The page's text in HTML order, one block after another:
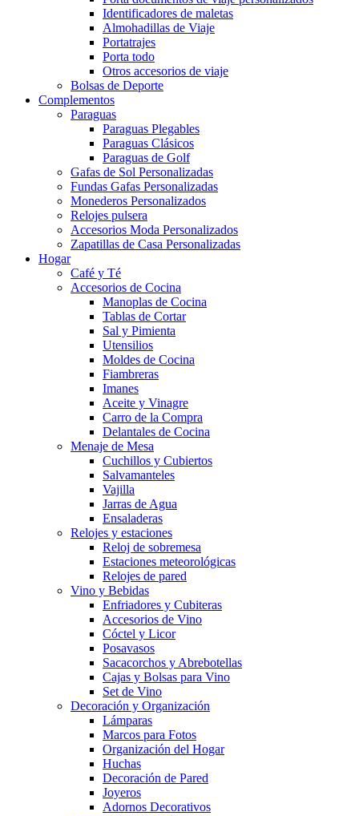
Identificadores de maletas
Almohadillas de Viaje
Portatrajes
Porta todo
Otros accesorios de viaje
Bolsas de Deporte
Complementos
Paraguas
Paraguas Plegables
Paraguas Clásicos
Paraguas de Golf
Gafas de Sol Personalizadas
Fundas Gafas Personalizadas
Monederos Personalizados
Relojes pulsera
Accesorios Moda Personalizados
Zapatillas de Casa Personalizadas
Hogar
Café y Té
Accesorios de Cocina
Manoplas de Cocina
Tablas de Cortar
Sal y Pimienta
Utensilios
Moldes de Cocina
Fiambreras
Imanes
Aceite y Vinagre
Carro de la Compra
Delantales de Cocina
Menaje de Mesa
Cuchillos y Cubiertos
Salvamanteles
Vajilla
Jarras de Agua
Ensaladeras
Relojes y estaciones
Reloj de sobremesa
Estaciones meteorológicas
Relojes de pared
Vino y Bebidas
Enfriadores y Cubiteras
Accesorios de Vino
Cóctel y Licor
Posavasos
Sacacorchos y Abrebotellas
Cajas y Bolsas para Vino
Set de Vino
Decoración y Organización
Lámparas
Marcos para Fotos
Organización del Hogar
Huchas
Decoración de Pared
Joyeros
Adornos Decorativos